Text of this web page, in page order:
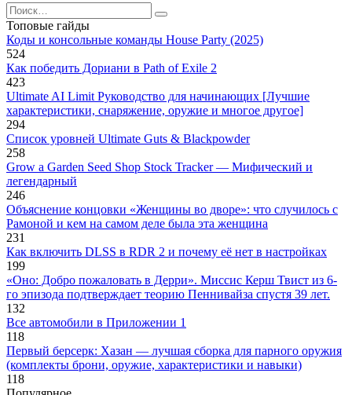
Search
for:
Топовые гайды
Коды и консольные команды House Party (2025)
524
Как победить Дориани в Path of Exile 2
423
Ultimate AI Limit Руководство для начинающих [Лучшие
характеристики, снаряжение, оружие и многое другое]
294
Список уровней Ultimate Guts & Blackpowder
258
Grow a Garden Seed Shop Stock Tracker — Мифический и
легендарный
246
Объяснение концовки «Женщины во дворе»: что случилось с
Рамоной и кем на самом деле была эта женщина
231
Как включить DLSS в RDR 2 и почему её нет в настройках
199
«Оно: Добро пожаловать в Дерри». Миссис Керш Твист из 6-
го эпизода подтверждает теорию Пеннивайза спустя 39 лет.
132
Все автомобили в Приложении 1
118
Первый берсерк: Хазан — лучшая сборка для парного оружия
(комплекты брони, оружие, характеристики и навыки)
118